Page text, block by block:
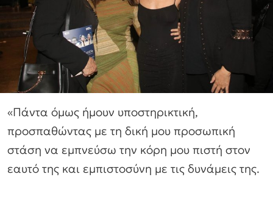
«Πάντα όμως ήμουν υποστηρικτική,
προσπαθώντας με τη δική μου προσωπική
στάση να εμπνεύσω την κόρη μου πιστή στον
εαυτό της και εμπιστοσύνη με τις δυνάμεις της.